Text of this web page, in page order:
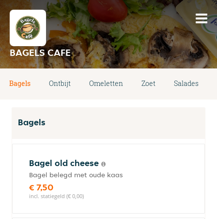
BAGELS CAFE
Bagels Ontbijt Omeletten Zoet Salades
Bagels
Bagel old cheese
Bagel belegd met oude kaas
€ 7,50
incl. statiegeld (€ 0,00)